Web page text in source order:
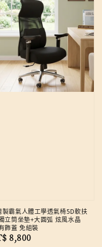
製霸氣人體工學透氣椅5D軟扶
立筒坐墊+大圓弧 炫風水晶
飾蓋 免組裝
8,800